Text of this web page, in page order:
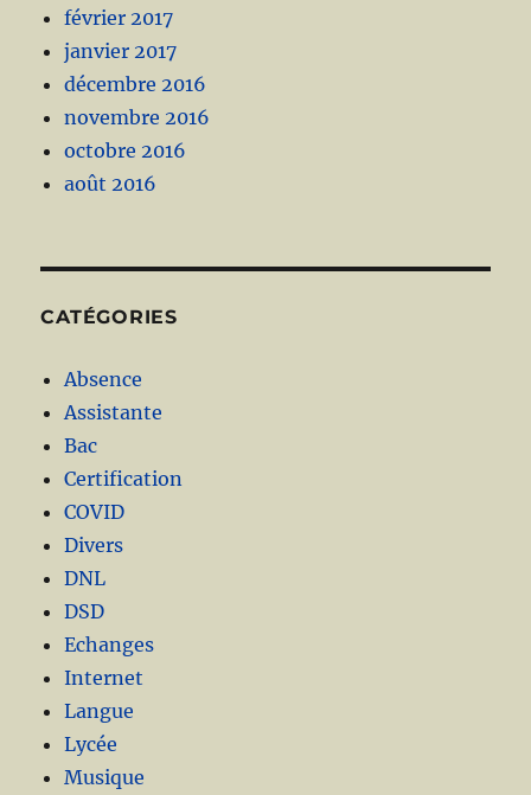
février 2017
janvier 2017
décembre 2016
novembre 2016
octobre 2016
août 2016
CATÉGORIES
Absence
Assistante
Bac
Certification
COVID
Divers
DNL
DSD
Echanges
Internet
Langue
Lycée
Musique